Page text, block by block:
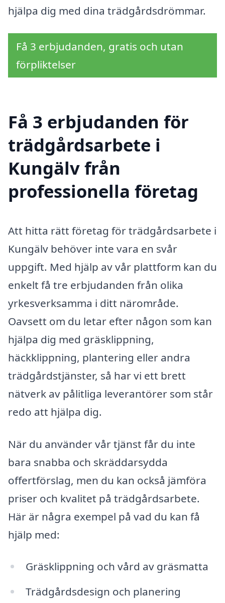
hjälpa dig med dina trädgårdsdrömmar.
Få 3 erbjudanden, gratis och utan
förpliktelser
Få 3 erbjudanden för
trädgårdsarbete i
Kungälv från
professionella företag
Att hitta rätt företag för trädgårdsarbete i
Kungälv behöver inte vara en svår
uppgift. Med hjälp av vår plattform kan du
enkelt få tre erbjudanden från olika
yrkesverksamma i ditt närområde.
Oavsett om du letar efter någon som kan
hjälpa dig med gräsklippning,
häckklippning, plantering eller andra
trädgårdstjänster, så har vi ett brett
nätverk av pålitliga leverantörer som står
redo att hjälpa dig.
När du använder vår tjänst får du inte
bara snabba och skräddarsydda
offertförslag, men du kan också jämföra
priser och kvalitet på trädgårdsarbete.
Här är några exempel på vad du kan få
hjälp med:
Gräsklippning och vård av gräsmatta
Trädgårdsdesign och planering